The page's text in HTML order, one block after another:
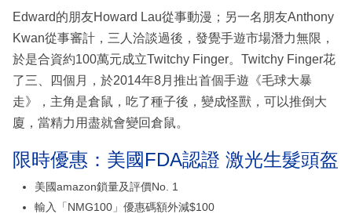
Edward的朋友Howard Lau從事動漫；另一名朋友Anthony
Kwan從事審計，三人洽談過後，發覺手遊市場潛力無限，
於是合資約100萬元成立Twitchy Finger。Twitchy Finger花
了三、四個月，於2014年8月推出首個手遊《毛球大暴
走》，主角是倉鼠，吃了種子後，變成怪獸，可以推倒大
廈，當精力用盡就會變回倉鼠。
限時優惠：美國FDA認證 激光生髮頭盔
美國amazon鎖量及評價No. 1
輸入「NMG100」優惠碼額外減$100